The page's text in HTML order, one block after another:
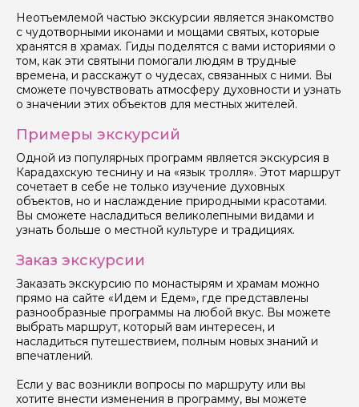
Неотъемлемой частью экскурсии является знакомство
с чудотворными иконами и мощами святых, которые
хранятся в храмах. Гиды поделятся с вами историями о
том, как эти святыни помогали людям в трудные
времена, и расскажут о чудесах, связанных с ними. Вы
сможете почувствовать атмосферу духовности и узнать
о значении этих объектов для местных жителей.
Примеры экскурсий
Одной из популярных программ является экскурсия в
Карадахскую теснину и на «язык тролля». Этот маршрут
сочетает в себе не только изучение духовных
объектов, но и наслаждение природными красотами.
Вы сможете насладиться великолепными видами и
узнать больше о местной культуре и традициях.
Заказ экскурсии
Заказать экскурсию по монастырям и храмам можно
прямо на сайте «Идем и Едем», где представлены
разнообразные программы на любой вкус. Вы можете
выбрать маршрут, который вам интересен, и
насладиться путешествием, полным новых знаний и
впечатлений.
Если у вас возникли вопросы по маршруту или вы
хотите внести изменения в программу, вы можете
Ваша электронная почта
Ваш номер телефона
Вопросы и комментарии
задать
Я даю своё согласие на обработку персональных
данных
Отправить